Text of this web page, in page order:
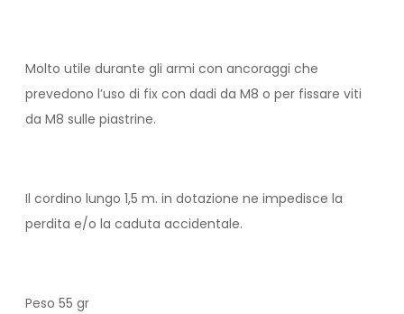
Molto utile durante gli armi con ancoraggi che
prevedono l’uso di fix con dadi da M8 o per fissare viti
da M8 sulle piastrine.
Il cordino lungo 1,5 m. in dotazione ne impedisce la
perdita e/o la caduta accidentale.
Peso 55 gr